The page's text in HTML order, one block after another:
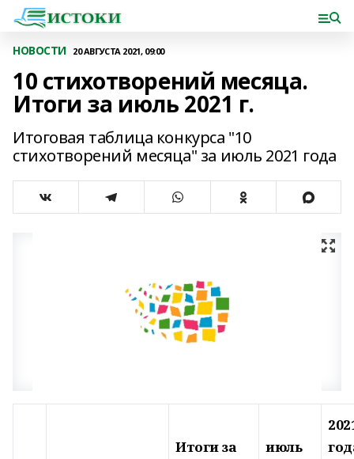
НОВОСТИ 20 АВГУСТА 2021, 09:00
10 стихотворений месяца.
Итоги за июль 2021 г.
Итоговая таблица конкурса "10
стихотворений месяца" за июль 2021 года
Итогиза июль